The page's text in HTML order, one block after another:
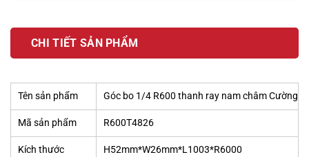
CHI TIẾT SẢN PHẨM
Tên sản phẩm Góc bo 1/4 R600 thanh ray nam châm Cường
Mã sản phẩm R600T4826
Kích thước H52mm*W26mm*L1003*R6000